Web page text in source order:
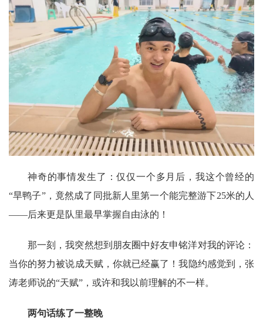
神奇的事情发生了：仅仅一个多月后，我这个曾经的
“旱鸭子”，竟然成了同批新人里第一个能完整游下25米的人
——后来更是队里最早掌握自由泳的！
那一刻，我突然想到朋友圈中好友申铭洋对我的评论：
当你的努力被说成天赋，你就已经赢了！我隐约感觉到，张
涛老师说的“天赋”，或许和我以前理解的不一样。
两句话练了一整晚